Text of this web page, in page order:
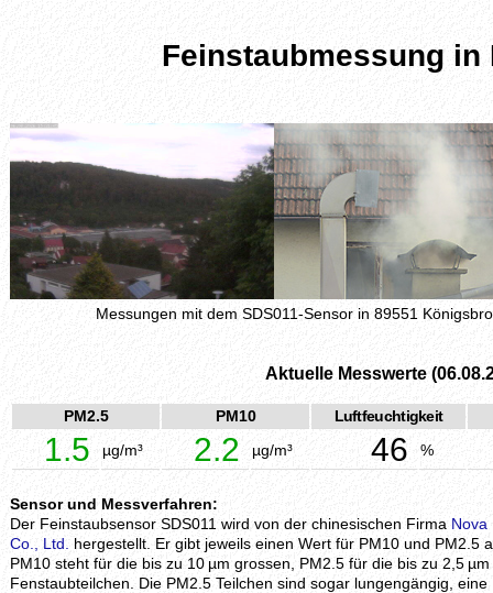
Feinstaubmessung
Messungen mit dem SDS011-Sensor in 89551
Aktuelle Messwerte
PM2.5 PM10 Luftfeuchtigkeit
1.5 µg/m³ 2.2 µg/m³ 46 %
Sensor und Messverfahren:
Der Feinstaubsensor SDS011 wird von der chinesischen Firma Nova
Co., Ltd.
hergestellt. Er gibt jeweils einen Wert für PM10 und PM2.5
PM10 steht für die bis zu 10 µm grossen, PM2.5 für die bis zu 2,5
Fenstaubteilchen. Die PM2.5 Teilchen sind sogar lungengängig, eine